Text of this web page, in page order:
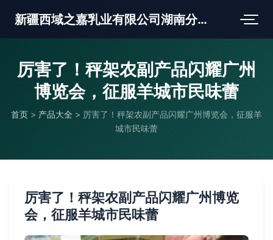
新疆西域之嘉乳业有限公司湖南分公司
厉害了！秤架农副产品闪耀广州
博览会，征服羊城市民味蕾
首页 > 产品大全 > 厉害了！秤架农副产品闪耀广州博览会，征服羊
城市民味蕾
厉害了！秤架农副产品闪耀广州博览
会，征服羊城市民味蕾